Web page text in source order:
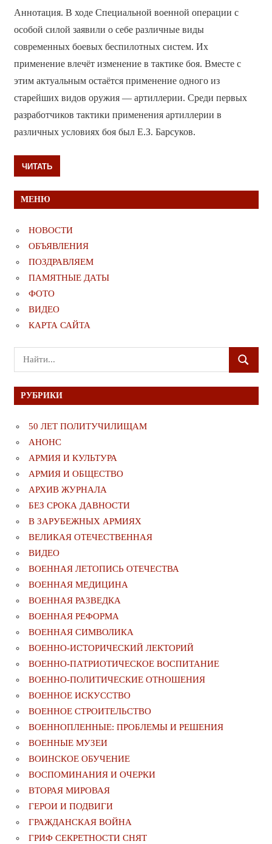
Аннотация. В ходе Специальной военной операции с
особой силой заявили о себе различные виды
современных боевых беспилотных систем. Их
применение влечёт изменение в тактике боя. Вместе с
этим актуальным остаётся применение одного из
старейших видов оружия — артиллерии. Среди первых
разработчиков тактики применения артиллерии в
различных условиях боя был Е.З. Барсуков.
ЧИТАТЬ
МЕНЮ
НОВОСТИ
ОБЪЯВЛЕНИЯ
ПОЗДРАВЛЯЕМ
ПАМЯТНЫЕ ДАТЫ
ФОТО
ВИДЕО
КАРТА САЙТА
Поиск
для:
ПОИСК
РУБРИКИ
50 ЛЕТ ПОЛИТУЧИЛИЩАМ
АНОНС
АРМИЯ И КУЛЬТУРА
АРМИЯ И ОБЩЕСТВО
АРХИВ ЖУРНАЛА
БЕЗ СРОКА ДАВНОСТИ
В ЗАРУБЕЖНЫХ АРМИЯХ
ВЕЛИКАЯ ОТЕЧЕСТВЕННАЯ
ВИДЕО
ВОЕННАЯ ЛЕТОПИСЬ ОТЕЧЕСТВА
ВОЕННАЯ МЕДИЦИНА
ВОЕННАЯ РАЗВЕДКА
ВОЕННАЯ РЕФОРМА
ВОЕННАЯ СИМВОЛИКА
ВОЕННО-ИСТОРИЧЕСКИЙ ЛЕКТОРИЙ
ВОЕННО-ПАТРИОТИЧЕСКОЕ ВОСПИТАНИЕ
ВОЕННО-ПОЛИТИЧЕСКИE ОТНОШЕНИЯ
ВОЕННОЕ ИСКУССТВО
ВОЕННОЕ СТРОИТЕЛЬСТВО
ВОЕННОПЛЕННЫЕ: ПРОБЛЕМЫ И РЕШЕНИЯ
ВОЕННЫЕ МУЗЕИ
ВОИНСКОЕ ОБУЧЕНИЕ
ВОСПОМИНАНИЯ И ОЧЕРКИ
ВТОРАЯ МИРОВАЯ
ГЕРОИ И ПОДВИГИ
ГРАЖДАНСКАЯ ВОЙНА
ГРИФ СЕКРЕТНОСТИ СНЯТ